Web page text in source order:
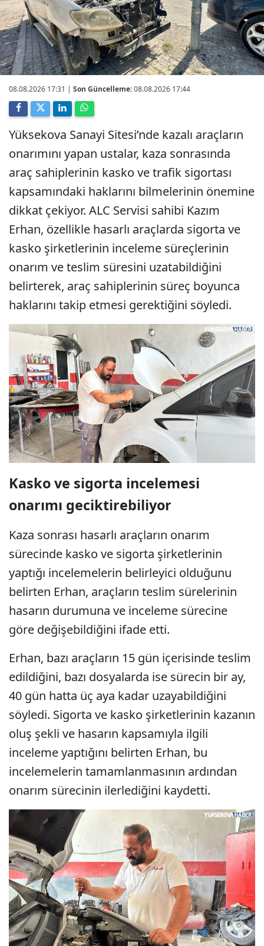
08.08.2026 17:31 | Son Güncelleme:08.08.2026 17:44
Yüksekova Sanayi Sitesi’nde kazalı araçların
onarımını yapan ustalar, kaza sonrasında
araç sahiplerinin kasko ve trafik sigortası
kapsamındaki haklarını bilmelerinin önemine
dikkat çekiyor. ALC Servisi sahibi Kazım
Erhan, özellikle hasarlı araçlarda sigorta ve
kasko şirketlerinin inceleme süreçlerinin
onarım ve teslim süresini uzatabildiğini
belirterek, araç sahiplerinin süreç boyunca
haklarını takip etmesi gerektiğini söyledi.
Kasko ve sigorta incelemesi
onarımı geciktirebiliyor
Kaza sonrası hasarlı araçların onarım
sürecinde kasko ve sigorta şirketlerinin
yaptığı incelemelerin belirleyici olduğunu
belirten Erhan, araçların teslim sürelerinin
hasarın durumuna ve inceleme sürecine
göre değişebildiğini ifade etti.
Erhan, bazı araçların 15 gün içerisinde teslim
edildiğini, bazı dosyalarda ise sürecin bir ay,
40 gün hatta üç aya kadar uzayabildiğini
söyledi. Sigorta ve kasko şirketlerinin kazanın
oluş şekli ve hasarın kapsamıyla ilgili
inceleme yaptığını belirten Erhan, bu
incelemelerin tamamlanmasının ardından
onarım sürecinin ilerlediğini kaydetti.